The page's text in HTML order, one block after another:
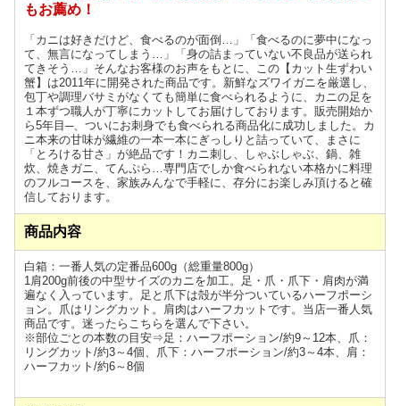
もお薦め！
「カニは好きだけど、食べるのが面倒…」「食べるのに夢中になっ
て、無言になってしまう…」「身の詰まっていない不良品が送られ
てきそう…」そんなお客様のお声をもとに、この【カット生ずわい
蟹】は2011年に開発された商品です。新鮮なズワイガニを厳選し、
包丁や調理バサミがなくても簡単に食べられるように、カニの足を
１本ずつ職人が丁寧にカットしてお届けしております。販売開始か
ら5年目─、ついにお刺身でも食べられる商品化に成功しました。カ
ニ本来の甘味が繊維の一本一本にぎっしりと詰っていて、まさに
「とろける甘さ」が絶品です！カニ刺し、しゃぶしゃぶ、鍋、雑
炊、焼きガニ、てんぷら…専門店でしか食べられない本格かに料理
のフルコースを、家族みんなで手軽に、存分にお楽しみ頂けると確
信しております。
商品内容
白箱：一番人気の定番品600g（総重量800g）
1肩200g前後の中型サイズのカニを加工。足・爪・爪下・肩肉が満
遍なく入っています。足と爪下は殻が半分ついているハーフポーシ
ョン。爪はリングカット。肩肉はハーフカットです。当店一番人気
商品です。迷ったらこちらを選んで下さい。
※部位ごとの本数の目安⇒足：ハーフポーション/約9～12本、爪：
リングカット/約3～4個、爪下：ハーフポーション/約3～4本、肩：
ハーフカット/約6～8個